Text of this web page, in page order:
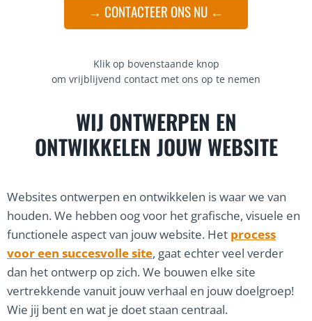
→ CONTACTEER ONS NU ←
Klik op bovenstaande knop
om vrijblijvend contact met ons op te nemen
WIJ ONTWERPEN EN
ONTWIKKELEN JOUW WEBSITE
Websites ontwerpen en ontwikkelen is waar we van
houden. We hebben oog voor het grafische, visuele en
functionele aspect van jouw website. Het process
voor een succesvolle site, gaat echter veel verder
dan het ontwerp op zich. We bouwen elke site
vertrekkende vanuit jouw verhaal en jouw doelgroep!
Wie jij bent en wat je doet staan centraal.